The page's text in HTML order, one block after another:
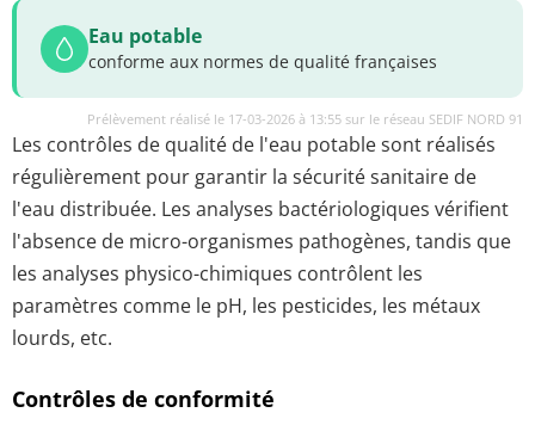
Eau potable
conforme aux normes de qualité françaises
Prélèvement réalisé le 17-03-2026 à 13:55 sur le réseau SEDIF NORD 91
Les contrôles de qualité de l'eau potable sont réalisés
régulièrement pour garantir la sécurité sanitaire de
l'eau distribuée. Les analyses bactériologiques vérifient
l'absence de micro-organismes pathogènes, tandis que
les analyses physico-chimiques contrôlent les
paramètres comme le pH, les pesticides, les métaux
lourds, etc.
Contrôles de conformité